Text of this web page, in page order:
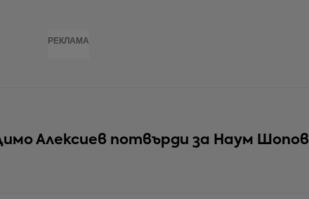
РЕКЛАМА
Алексиев потвърди за Наум Шопов